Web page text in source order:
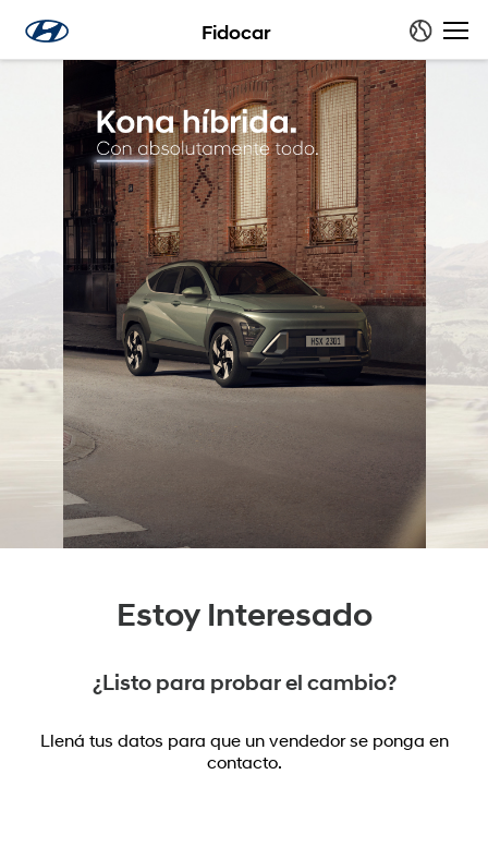
Fidocar
Estoy Interesado
¿Listo para probar el cambio?
Llená tus datos para que un vendedor se ponga en
contacto.